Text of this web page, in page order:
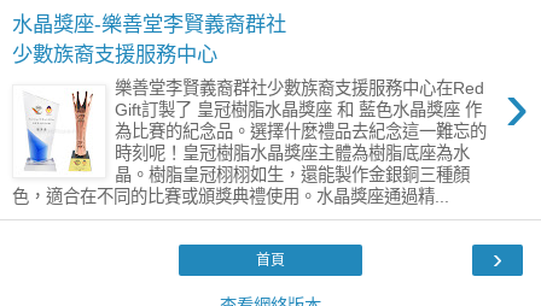
水晶獎座-樂善堂李賢義裔群社
少數族裔支援服務中心
›
樂善堂李賢義裔群社少數族裔支援服務中心在Red
Gift訂製了 皇冠樹脂水晶獎座 和 藍色水晶獎座 作
為比賽的紀念品。選擇什麼禮品去紀念這一難忘的
時刻呢！皇冠樹脂水晶獎座主體為樹脂底座為水
晶。樹脂皇冠栩栩如生，還能製作金銀銅三種顏
色，適合在不同的比賽或頒獎典禮使用。水晶獎座通過精...
›
首頁